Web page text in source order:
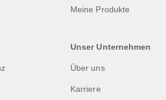
Meine Produkte
Unser Unternehmen
Über uns
Karriere